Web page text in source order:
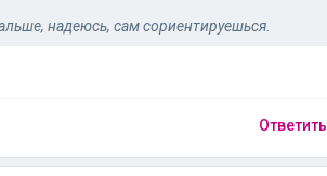
надеюсь, сам сориентируешься.
Ответить